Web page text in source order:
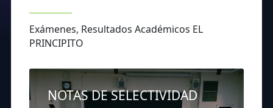
Exámenes, Resultados Académicos EL
PRINCIPITO
NOTAS DE SELECTIVIDAD